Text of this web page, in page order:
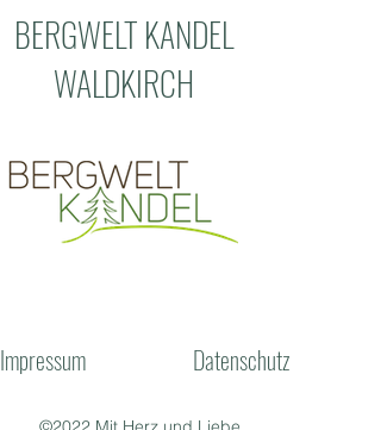
BERGWELT KANDEL
WALDKIRCH
Datenschutz
Impressum